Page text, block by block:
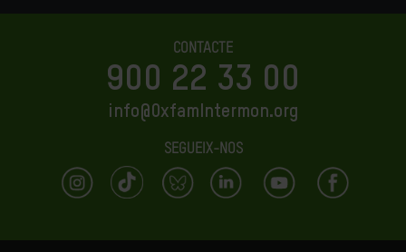
CONTACTE
900 22 33 00
info@OxfamIntermon.org
SEGUEIX-NOS